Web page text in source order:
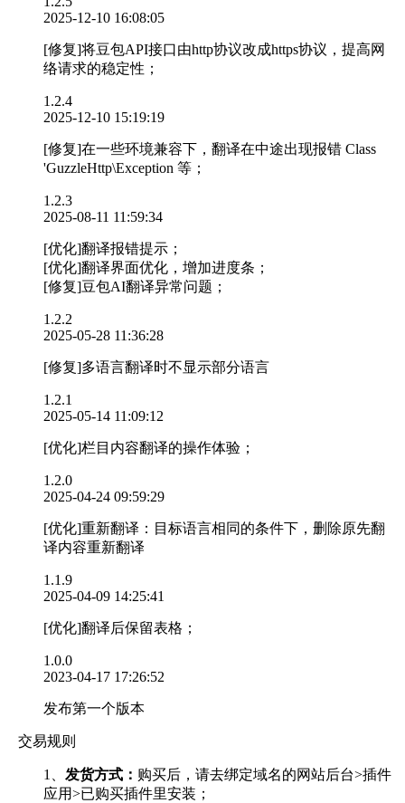
2025-12-10 16:08:05
[修复]将豆包API接口由http协议改成https协议，提高网
络请求的稳定性；
1.2.4
2025-12-10 15:19:19
[修复]在一些环境兼容下，翻译在中途出现报错 Class
'GuzzleHttp\Exception 等；
1.2.3
2025-08-11 11:59:34
[优化]翻译报错提示；
[优化]翻译界面优化，增加进度条；
[修复]豆包AI翻译异常问题；
1.2.2
2025-05-28 11:36:28
[修复]多语言翻译时不显示部分语言
1.2.1
2025-05-14 11:09:12
[优化]栏目内容翻译的操作体验；
1.2.0
2025-04-24 09:59:29
[优化]重新翻译：目标语言相同的条件下，删除原先翻
译内容重新翻译
1.1.9
2025-04-09 14:25:41
[优化]翻译后保留表格；
1.0.0
2023-04-17 17:26:52
发布第一个版本
交易规则
1、 发货方式： 购买后，请去绑定域名的网站后台>插件
应用>已购买插件里安装；